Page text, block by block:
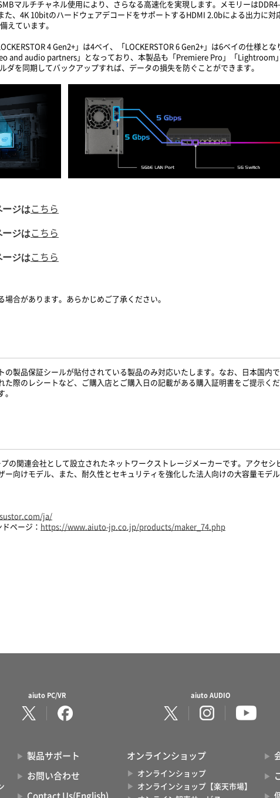
マルチチャネル使用により、さらなる高速化を実現します。メモリーは
、4K 10bitのハードウェアデコードをサポートするHDMI 2.0bによる出力に対
えています。
4 Gen2+」は4ベイ、「LOCKERSTOR 6 Gen2+」は6ベイの仕様と
and audio partners」となっており、本製品も「Premiere Pro」「Lightroom
ダを同期してバックアップすれば、データの損失を防ぐことができます。
ジはこちら
ジはこちら
ジはこちら
合があります。あらかじめご了承ください。
の製品保証シールが貼付されている製品のみ対応いたします。なお、日本国内
た際のレシートなど、ご購入店とご購入日の記載がある購入証明書をご提示く
。
の関連会社として設立されたネットワークストレージメーカーです。アクセ
ー向けモデル、また、耐久性とセキュリティを強化した法人向けの大容量モデ
ja/
ページ： https://www.aiuto-jp.co.jp/products/maker_74.php
aiuto PC/VR aiuto AUDIO
製品サポート
お問い合わせ
Contact Us(English)
オンラインショップ
オンラインショップ
オンラインショップ【楽天市場】